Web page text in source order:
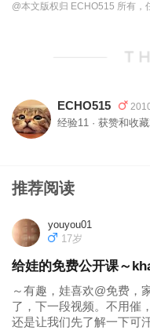
@本文版权归 ECHO515 所有，
ECHO515
经验11 · 获赞和收
推荐阅读
youyou01
17岁
给娃的免费公开课～
～有趣，娃喜欢@免费，
了，下一段视频。不用催
还是让我们先了解一下可